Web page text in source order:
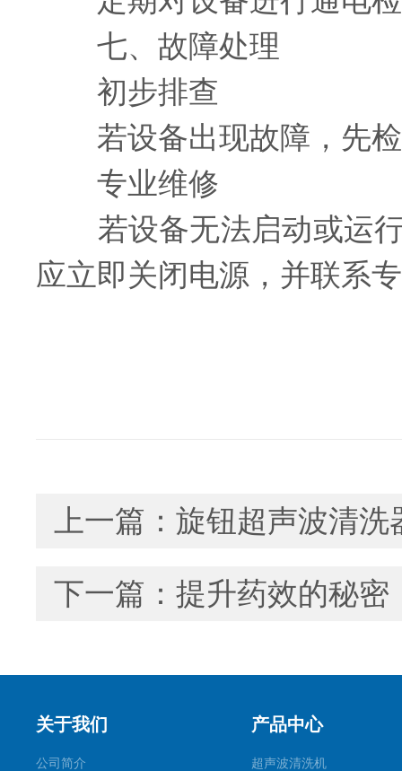
七、故障处理
初步排查
若设备出现故障，先检
专业维修
若设备无法启动或运行
应立即关闭电源，并联系
上一篇： 旋钮超声波清洗
下一篇： 提升药效的秘密
关于我们
公司简介
产品中心
超声波清洗机